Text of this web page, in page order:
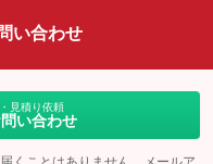
い合わせ
見積り依頼
い合わせ